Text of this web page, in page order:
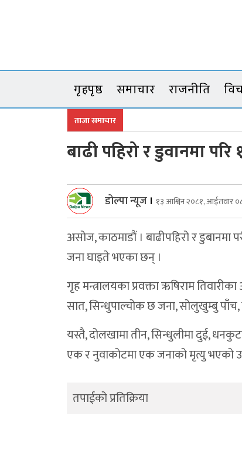
गृहपृष्ठ समाचार राजनीति
ताजा समाचार
बाढी पहिरो र डुवानमा
डोल्पा न्यूज । १३ आश्विन २०८१, आईतवार
असोज, काठमाडौं । बाढीपहिरो र
जना घाइते भएका छन् ।
गृह मन्त्रालयका प्रवक्ता ऋषिराम
सात, सिन्धुपाल्चोक छ जना, सोलुखुम्बु
यस्तै, दोलखामा तीन, सिन्धुलीमा दुई,
एक र नुवाकोटमा एक जनाको मृत्यु भएको
तपाईको प्रतिक्रिया